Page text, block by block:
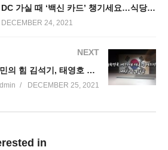
1월부터 DC 가실 때 ‘백신 카드’ 챙기세요…식당, 바 접종증명서 요구
DECEMBER 24, 2021
NEXT
‘대선 꼭 투표하세요’ 국민의 힘 김석기, 태영호 의원
DECEMBER 25, 2021
in